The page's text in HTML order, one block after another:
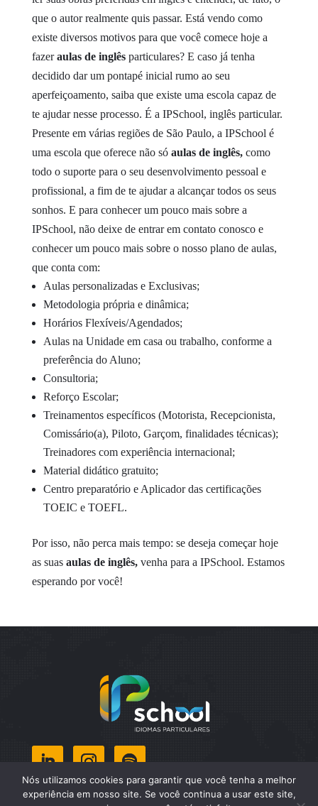
que o autor realmente quis passar. Está vendo como
existe diversos motivos para que você comece hoje a
fazeraulas de inglês particulares? E caso já tenha
decidido dar um pontapé inicial rumo ao seu
aperfeiçoamento, saiba que existe uma escola capaz de
te ajudar nesse processo. É a IPSchool, inglês particular.
Presente em várias regiões de São Paulo, a IPSchool é
uma escola que oferece não só aulas de inglês, como
todo o suporte para o seu desenvolvimento pessoal e
profissional, a fim de te ajudar a alcançar todos os seus
sonhos. E para conhecer um pouco mais sobre a
IPSchool, não deixe de entrar em contato conosco e
conhecer um pouco mais sobre o nosso plano de aulas,
que conta com:
Aulas personalizadas e Exclusivas;
Metodologia própria e dinâmica;
Horários Flexíveis/Agendados;
Aulas na Unidade em casa ou trabalho, conforme a
preferência do Aluno;
Consultoria;
Reforço Escolar;
Treinamentos específicos (Motorista, Recepcionista,
Comissário(a), Piloto, Garçom, finalidades técnicas);
Treinadores com experiência internacional;
Material didático gratuito;
Centro preparatório e Aplicador das certificações
TOEIC e TOEFL.
Por isso, não perca mais tempo: se deseja começar hoje
as suas aulas de inglês, venha para a IPSchool. Estamos
esperando por você!
Copyright ©2026 – IP School. Todos os direitos
Nós utilizamos cookies para garantir que você tenha a melhor
experiência em nosso site. Se você continua a usar este site,